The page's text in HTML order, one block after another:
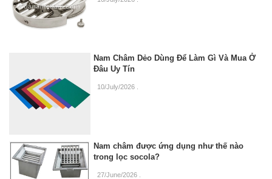
Nam Châm Dẻo Dùng Để Làm Gì Và Mua Ở
Đâu Uy Tín
10/July/2026
Nam châm được ứng dụng như thế nào
trong lọc socola?
27/June/2026